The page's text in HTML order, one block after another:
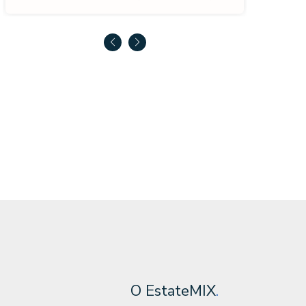
O EstateMIX.